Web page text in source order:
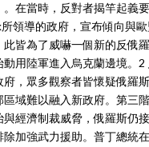
。在當時，反對者揭竿起義
領導的政府，宣布傾向與
此皆為了威嚇一個新的反俄
動用陸軍進入烏克蘭邊境。
府，眾多觀察者皆懷疑俄羅
區域難以融入新政府。第三
與經濟制裁威脅，俄羅斯仍
除加強武力援助。普丁總統